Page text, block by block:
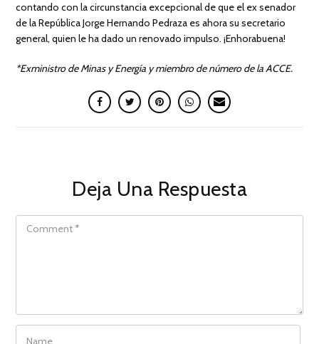
contando con la circunstancia excepcional de que el ex senador
de la República Jorge Hernando Pedraza es ahora su secretario
general, quien le ha dado un renovado impulso. ¡Enhorabuena!
*Exministro de Minas y Energía y miembro de número de la ACCE.
Deja Una Respuesta
COMMENT
NAME